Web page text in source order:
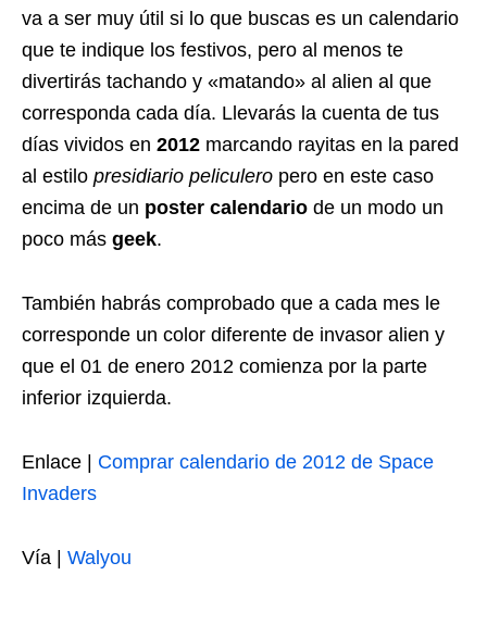
va a ser muy útil si lo que buscas es un calendario
que te indique los festivos, pero al menos te
divertirás tachando y «matando» al alien al que
corresponda cada día. Llevarás la cuenta de tus
días vividos en 2012 marcando rayitas en la pared
al estilo presidiario peliculero pero en este caso
encima de un poster calendario de un modo un
poco más geek.
También habrás comprobado que a cada mes le
corresponde un color diferente de invasor alien y
que el 01 de enero 2012 comienza por la parte
inferior izquierda.
Enlace | Comprar calendario de 2012 de Space
Invaders
Vía | Walyou